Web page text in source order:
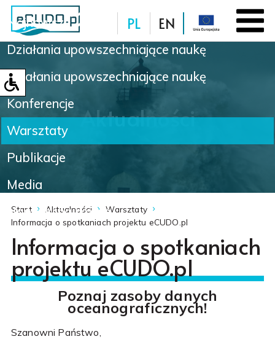
PL EN
Baza danych
Aktualności
Najnowsze
Działania upowszechniające naukę
Działania upowszechniające naukę
Konferencje
Warsztaty
Publikacje
Media
Nowinki naukowe
Start Aktualności
Warsztaty
Informacja o spotkaniach projektu eCUDO.pl
Informacja o spotkaniach
projektu eCUDO.pl
Poznaj zasoby danych
oceanograficznych!
Szanowni Państwo,